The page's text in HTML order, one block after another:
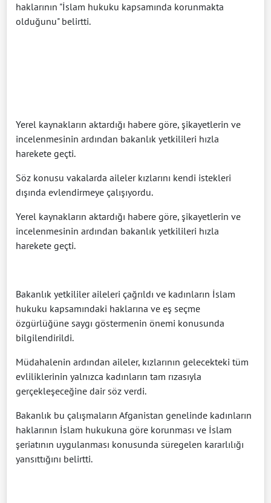
haklarının "İslam hukuku kapsamında korunmakta
olduğunu" belirtti.
Yerel kaynakların aktardığı habere göre, şikayetlerin ve
incelenmesinin ardından bakanlık yetkilileri hızla
harekete geçti.
Söz konusu vakalarda aileler kızlarını kendi istekleri
dışında evlendirmeye çalışıyordu.
Yerel kaynakların aktardığı habere göre, şikayetlerin ve
incelenmesinin ardından bakanlık yetkilileri hızla
harekete geçti.
Bakanlık yetkililer aileleri çağrıldı ve kadınların İslam
hukuku kapsamındaki haklarına ve eş seçme
özgürlüğüne saygı göstermenin önemi konusunda
bilgilendirildi.
Müdahalenin ardından aileler, kızlarının gelecekteki tüm
evliliklerinin yalnızca kadınların tam rızasıyla
gerçekleşeceğine dair söz verdi.
Bakanlık bu çalışmaların Afganistan genelinde kadınların
haklarının İslam hukukuna göre korunması ve İslam
şeriatının uygulanması konusunda süregelen kararlılığı
yansıttığını belirtti.